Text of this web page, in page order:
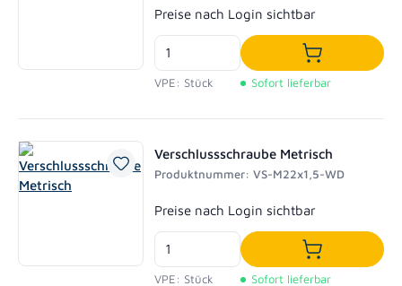
Regulärer Preis:
Preise nach Login sichtbar
VPE: Stück
In den
Sofort lieferbar
Verschlussschraube Metrisch
Produktnummer: VS-M22x1,5-WD
Regulärer Preis:
Preise nach Login sichtbar
VPE: Stück
In den
Sofort lieferbar